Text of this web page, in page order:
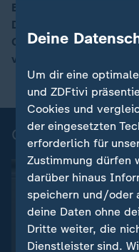
00:05
Bundeskanzlerin
Deutschlands bei
Gesamtstrategie von
verfolgen.
Ganze Reden
Deine
Um dir eine
und ZDFtivi
Cookies und
der eingesetzten
erforderlich für
Zustimmung dürfen
darüber hinaus
speichern und/oder
deine Daten ohne
Dritte weiter, die
Dienstleister sind.